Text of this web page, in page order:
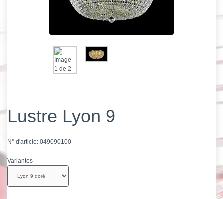
Lustre Lyon 9
N° d'article: 049090100
Variantes